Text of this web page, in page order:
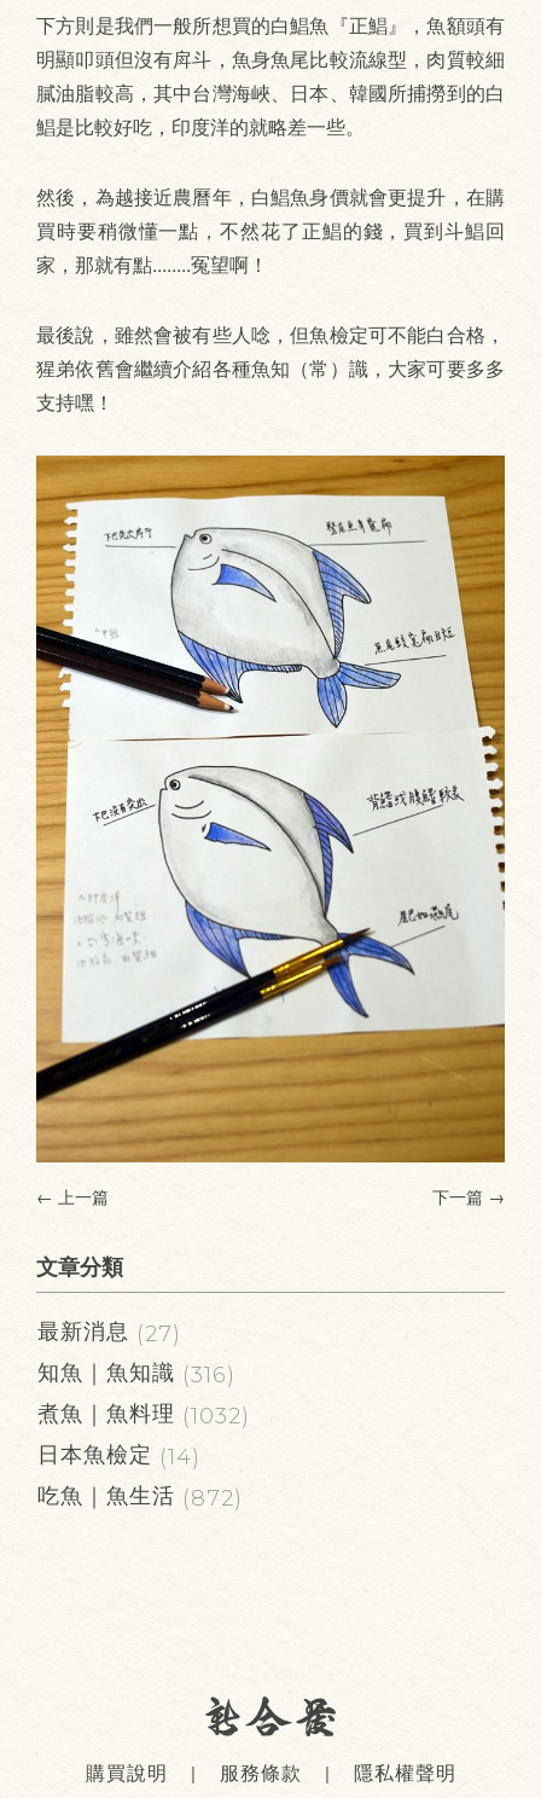
下方則是我們一般所想買的白鯧魚『正鯧』，魚額頭有
明顯叩頭但沒有戽斗，魚身魚尾比較流線型，肉質較細
膩油脂較高，其中台灣海峽、日本、韓國所捕撈到的白
鯧是比較好吃，印度洋的就略差一些。
然後，為越接近農曆年，白鯧魚身價就會更提升，在購
買時要稍微懂一點，不然花了正鯧的錢，買到斗鯧回
家，那就有點........冤望啊！
最後說，雖然會被有些人唸，但魚檢定可不能白合格，
猩弟依舊會繼續介紹各種魚知（常）識，大家可要多多
支持嘿！
← 上一篇 下一篇 →
文章分類
最新消息 (27)
知魚｜魚知識 (316)
煮魚｜魚料理 (1032)
日本魚檢定 (14)
吃魚｜魚生活 (872)
購買說明 服務條款 隱私權聲明